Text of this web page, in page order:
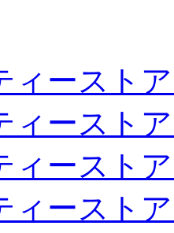
ィースト
ィースト
ィースト
ィースト